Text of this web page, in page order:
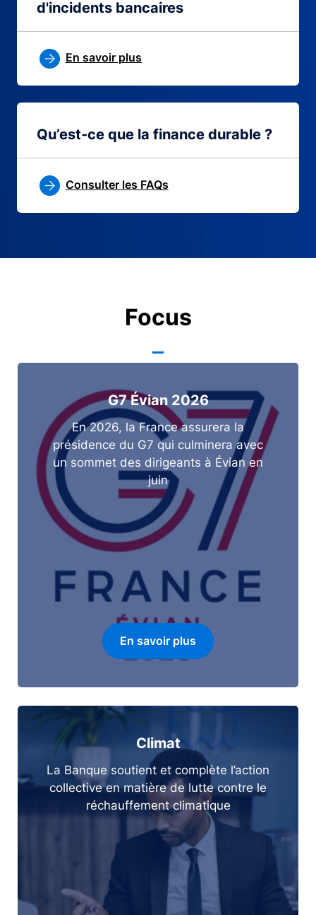
d'incidents bancaires
En savoir plus
Qu’est-ce que la finance durable ?
Consulter les FAQs
Focus
G7 Évian 2026
En 2026, la France assurera la
présidence du G7 qui culminera avec
un sommet des dirigeants à Évian en
juin
En savoir plus
Climat
La Banque soutient et complète l’action
collective en matière de lutte contre le
réchauffement climatique